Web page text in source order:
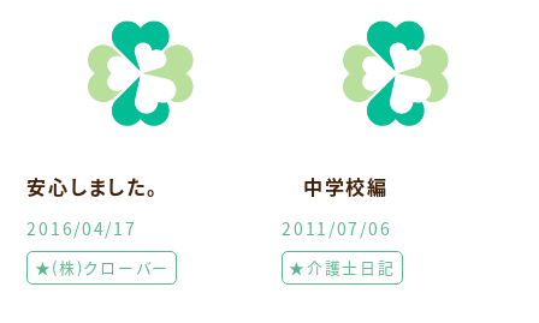
安心しました。
2016/04/17
★(株)クローバー
中学校編
2011/07/06
★介護士日記